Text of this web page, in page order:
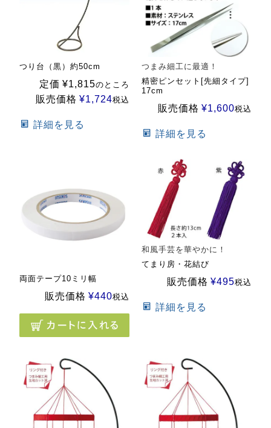
つり台（黒）約50cm
定価 ¥1,815のところ
販売価格 ¥1,724税込
詳細を見る
つまみ細工に最適！
精密ピンセット[先細タイプ]
17cm
販売価格 ¥1,600税込
詳細を見る
両面テープ10ミリ幅
販売価格 ¥440税込
和風手芸を華やかに！
てまり房・花結び
販売価格 ¥495税込
詳細を見る